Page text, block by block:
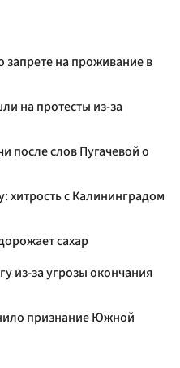
запрете на проживание в
на протесты из-за
после слов Пугачевой о
хитрость с Калининградом
сахар
из-за угрозы окончания
признание Южной